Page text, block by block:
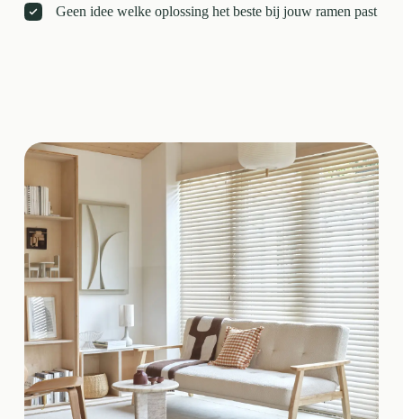
Geen idee welke oplossing het beste bij jouw ramen past